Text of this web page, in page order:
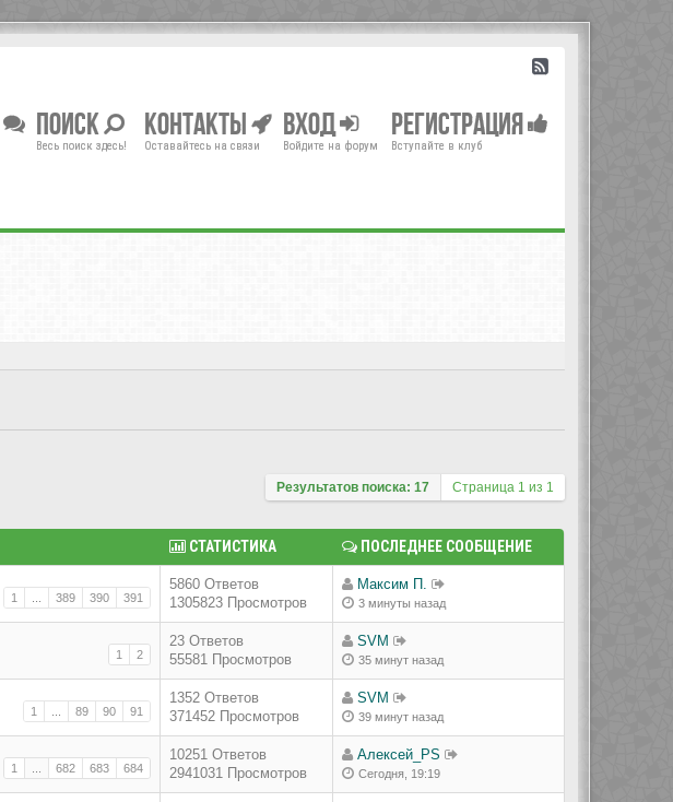
Поиск
Весь поиск здесь!
Контакты
Оставайтесь на связи
Вход
Войдите на форум
Регистрация
Вступайте в клуб
Результатов поиска: 17 Страница 1 из 1
СТАТИСТИКА ПОСЛЕДНЕЕ СООБЩЕНИЕ
1 389 390 391
5860 Ответов
1305823 Просмотров
Максим П.
3 минуты назад
1 2
23 Ответов
55581 Просмотров
SVM
35 минут назад
1 89 90 91
1352 Ответов
371452 Просмотров
SVM
39 минут назад
1 682 683 684
10251 Ответов
2941031 Просмотров
Алексей_PS
Сегодня, 19:19